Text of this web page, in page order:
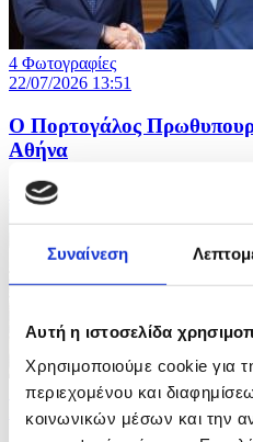
Συναίνεση
Αυτή η ιστοσελίδα
Χρησιμοποιούμε cookie για
περιεχομένου και
κοινωνικών μέσων και την
4 Φωτογραφίες
22/07/2026 13:51
Ο Πορτογάλος
Αθήνα
ID: 10642757
13 Φωτογραφίες
22/07/2026 13:47